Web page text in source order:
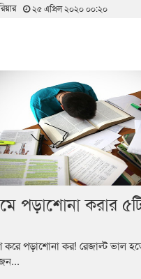
২৫ এপ্রিল ২০২০ ০০:২০
পড়াশোনা করার
করে পড়াশোনা কর! রেজাল্ট ভাল